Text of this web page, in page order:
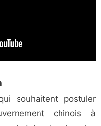
souhaitent postuler
chinois à